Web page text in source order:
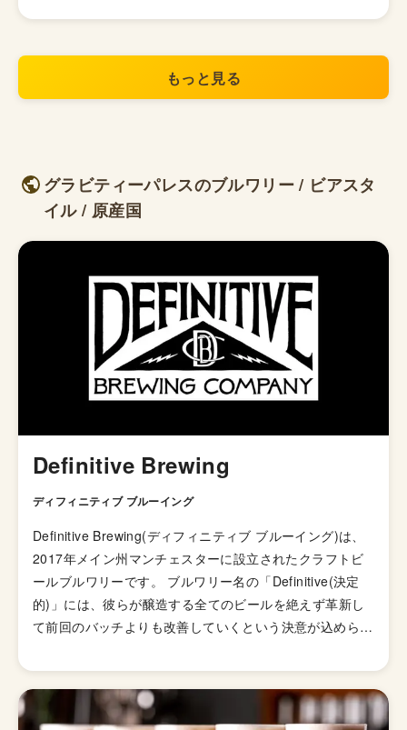
もっと見る
グラビティーパレスのブルワリー / ビアスタ
イル / 原産国
Definitive Brewing
ディフィニティブ ブルーイング
Definitive Brewing(ディフィニティブ ブルーイング)は、
2017年メイン州マンチェスターに設立されたクラフトビ
ールブルワリーです。 ブルワリー名の「Definitive(決定
的)」には、彼らが醸造する全てのビールを絶えず革新し
て前回のバッチよりも改善していくという決意が込められ
では定番ラインナップたちの醸造を、キタリーの醸造所で
は少量で新レシピを試作したり、バレルエイジを試すなど
実験的なビール造りを行っているとのこと。 2022年現